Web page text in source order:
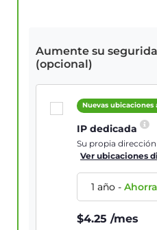
Aumente su
(opcional)
Nuevas ubicaciones
IP dedicada
Su propia
Ver ubicaciones
1 año-
$4.25 /mes